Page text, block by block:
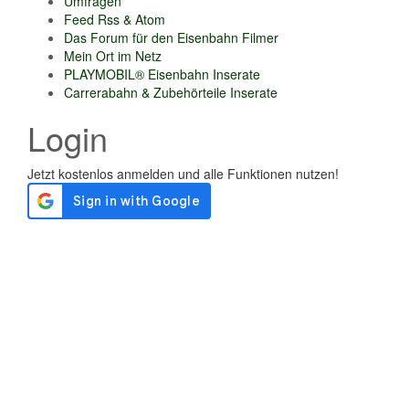
Feed Rss & Atom
Das Forum für den Eisenbahn Filmer
Mein Ort im Netz
PLAYMOBIL® Eisenbahn Inserate
Carrerabahn & Zubehörteile Inserate
Login